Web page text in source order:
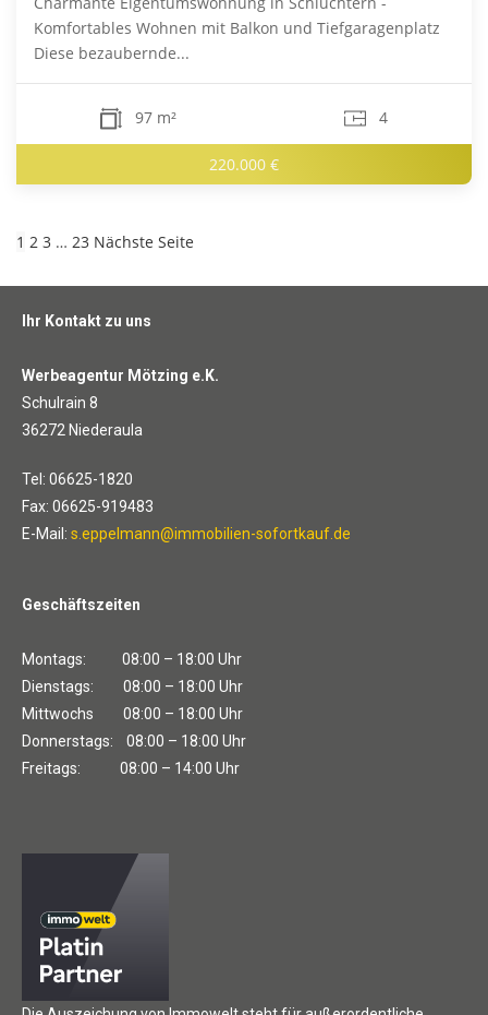
Komfortables Wohnen mit Balkon und Tiefgaragenplatz
Diese bezaubernde...
97 m² 4
220.000 €
1 2 3 … 23 Nächste Seite
Ihr Kontakt zu uns
Werbeagentur Mötzing e.K.
Schulrain 8
36272 Niederaula
Tel: 06625-1820
Fax: 06625-919483
E-Mail: s.eppelmann@immobilien-sofortkauf.de
Geschäftszeiten
Montags: 08:00 – 18:00 Uhr
Dienstags: 08:00 – 18:00 Uhr
Mittwochs 08:00 – 18:00 Uhr
Donnerstags: 08:00 – 18:00 Uhr
Freitags: 08:00 – 14:00 Uhr